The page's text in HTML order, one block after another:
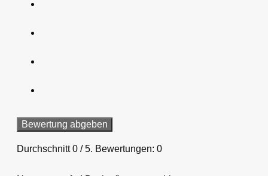
Bewertung abgeben
Durchschnitt0 / 5. Bewertungen: 0